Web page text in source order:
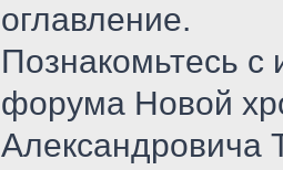
оглавление.
Познакомьтесь с
форума Новой
Александровича